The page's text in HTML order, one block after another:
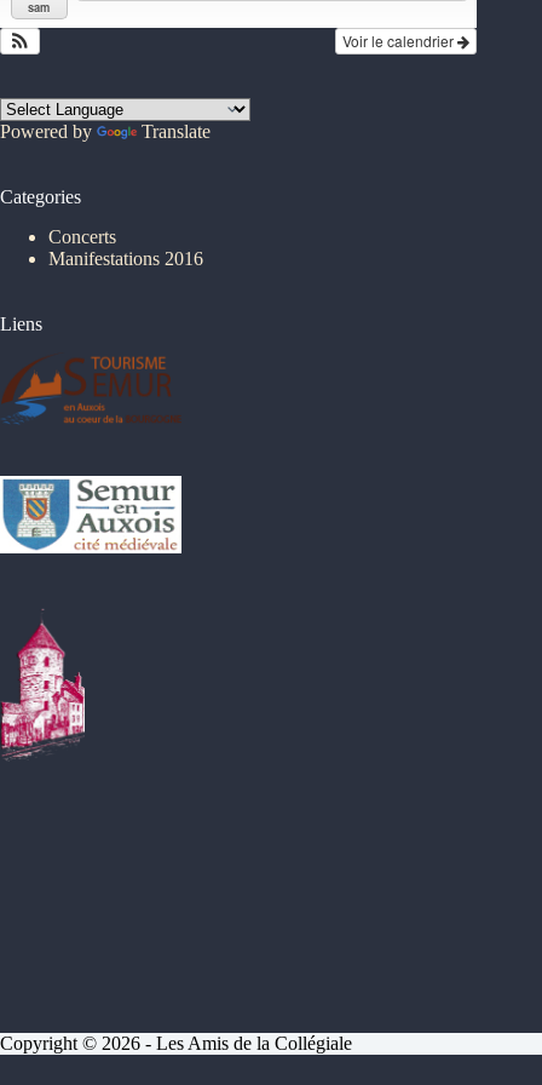
sam
Voir le calendrier
Powered by Translate
Categories
Concerts
Manifestations 2016
Liens
Copyright © 2026 - Les Amis de la Collégiale